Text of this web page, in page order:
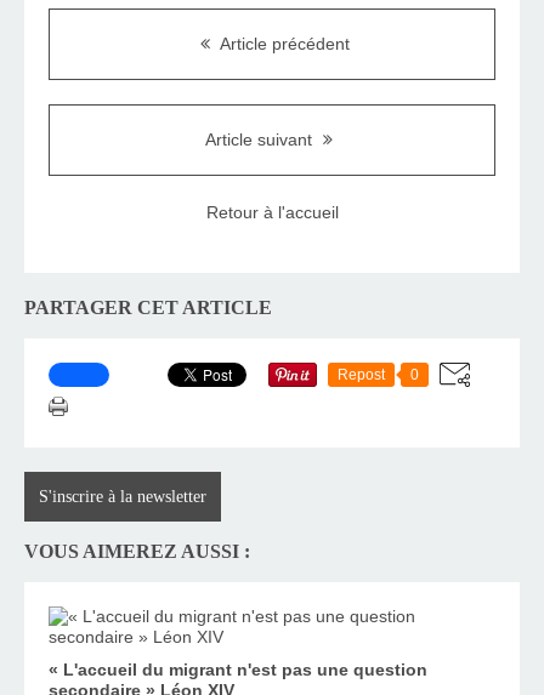
Article précédent
Article suivant
Retour à l'accueil
PARTAGER CET ARTICLE
Repost 0
S'inscrire à la newsletter
VOUS AIMEREZ AUSSI :
« L'accueil du migrant n'est pas une question
secondaire » Léon XIV